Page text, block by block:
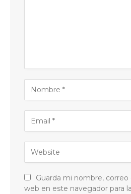
Guarda mi nombre,
web en este navegador para